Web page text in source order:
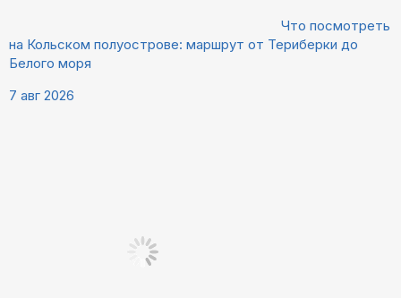
Что посмотреть
на Кольском полуострове: маршрут от Териберки до
Белого моря
7 авг 2026